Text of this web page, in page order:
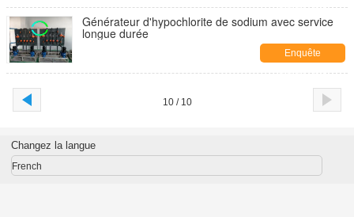
maintenant
Générateur d'hypochlorite de sodium avec service
longue durée
Enquête
maintenant
10 / 10
Changez la langue
French